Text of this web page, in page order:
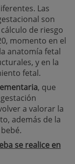
Las
son
de riesgo
momento en el
anatomía fetal
y en la
fetal.
, que
a valorar la
además de la
se realice en